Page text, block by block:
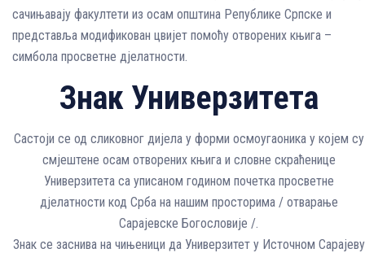
сачињавају факултети из осам општина Републике Српске и
представља модификован цвијет помоћу отворених књига –
симбола просветне дјелатности.
Знак Универзитета
Састоји се од сликовног дијела у форми осмоугаоника у којем су
смјештене осам отворених књига и словнe скраћеницe
Универзитета са уписаном годином почетка просветне
дјелатности код Срба на нашим просторима / отварање
Сарајевске Богословије /.
Знак се заснива на чињеници да Универзитет у Источном Сарајеву